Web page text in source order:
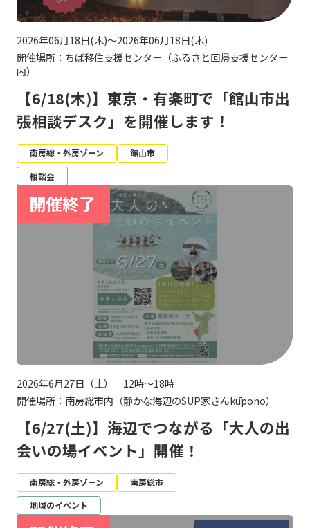
2026年06月18日(木)～2026年06月18日(木)
開催場所：ちば移住支援センター（ふるさと回帰支援センター
内）
【6/18(木)】東京・有楽町で「館山市出
張相談デスク」を開催します！
南房総・外房ゾーン
館山市
相談会
2026年6月27日（土） 12時～18時
開催場所：南房総市内（静かな海辺のSUP家さんkūpono）
【6/27(土)】海辺でつながる「大人の出
会いの場イベント」開催！
南房総・外房ゾーン
南房総市
地域のイベント